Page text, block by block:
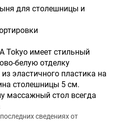
для столешницы и
Tokyo имеет стильный
белую отделку
эластичного пластика на
столешницы 5 см.
массажный стол всегда
сведениях от